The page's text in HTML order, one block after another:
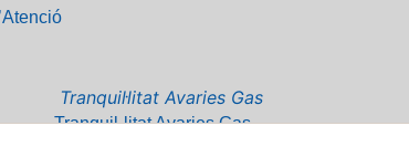
Tranquil·litat Avaries Gas